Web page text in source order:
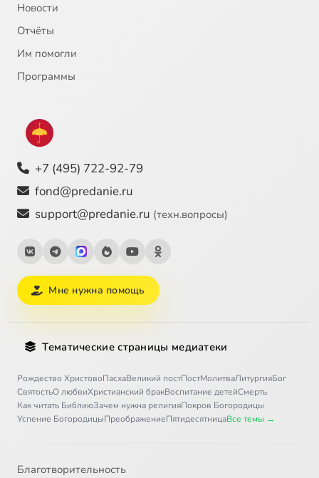
Новости
Отчёты
Им помогли
Программы
+7 (495) 722-92-79
fond@predanie.ru
support@predanie.ru (техн.вопросы)
Мне нужна помощь
Тематические страницы медиатеки
Рождество ХристовоПасхаВеликий постПостМолитваЛитургияБог
СвятостьО любвиХристианский бракВоспитание детейСмерть
Как читать БиблиюЗачем нужна религияПокров Богородицы
Успение БогородицыПреображениеПятидесятницаВсе темы →
Благотворительность